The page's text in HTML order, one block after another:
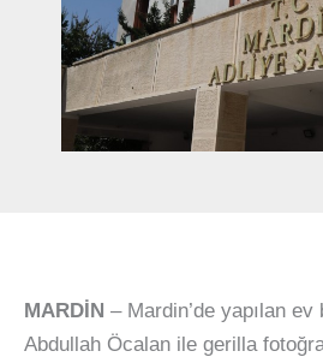
MARDİN – Mardin’de yapılan ev
Abdullah Öcalan ile gerilla